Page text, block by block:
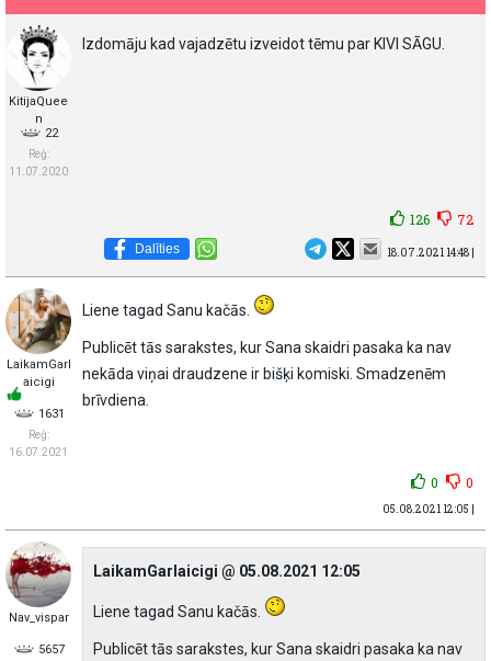
KitijaQuee
n
22
Reģ:
11.07.2020
Izdomāju kad vajadzētu izveidot tēmu par KIVI SĀGU.
126 72
Dalīties 18.07.2021 14:48 |
LaikamGarl
aicigi
1631
Reģ:
16.07.2021
Liene tagad Sanu kačās.
Publicēt tās sarakstes, kur Sana skaidri pasaka ka nav
nekāda viņai draudzene ir bišķi komiski. Smadzenēm
brīvdiena.
0 0
05.08.2021 12:05 |
Nav_vispar
5657
LaikamGarlaicigi @ 05.08.2021 12:05
Liene tagad Sanu kačās.
Publicēt tās sarakstes, kur Sana skaidri pasaka ka nav